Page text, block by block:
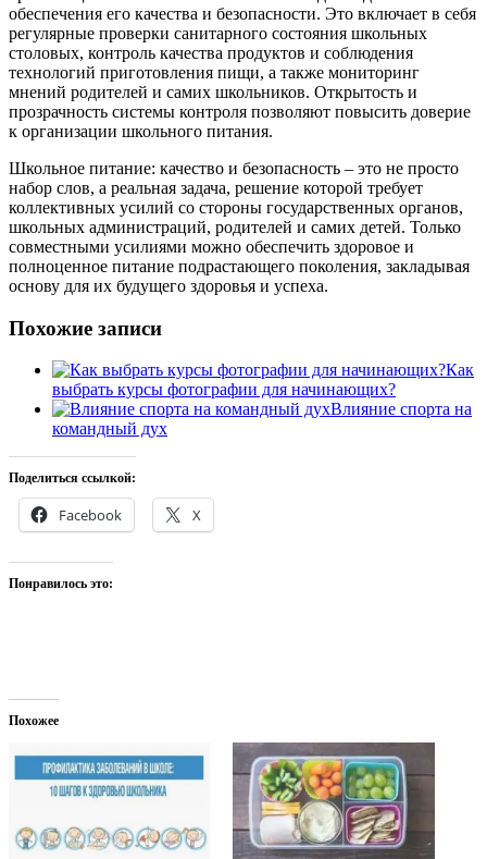
обеспечения его качества и безопасности. Это включает в себя
регулярные проверки санитарного состояния школьных
столовых, контроль качества продуктов и соблюдения
технологий приготовления пищи, а также мониторинг
мнений родителей и самих школьников. Открытость и
прозрачность системы контроля позволяют повысить доверие
к организации школьного питания.
Школьное питание: качество и безопасность – это не просто
набор слов, а реальная задача, решение которой требует
коллективных усилий со стороны государственных органов,
школьных администраций, родителей и самих детей. Только
совместными усилиями можно обеспечить здоровое и
полноценное питание подрастающего поколения, закладывая
основу для их будущего здоровья и успеха.
Похожие записи
Как
выбрать курсы фотографии для начинающих?
Влияние спорта на
командный дух
Поделиться ссылкой:
Facebook X
Понравилось это:
Похожее